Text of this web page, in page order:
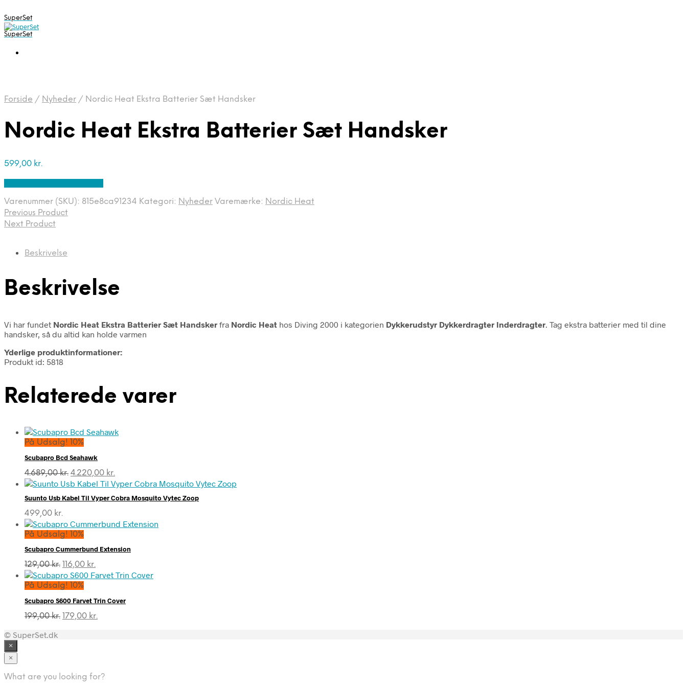
SuperSet
SuperSet
Forside / Nyheder / Nordic Heat Ekstra Batterier Sæt Handsker
Nordic Heat Ekstra Batterier Sæt Handsker
599,00 kr.
Varenummer (SKU): 815e8ca91234 Kategori: Nyheder Varemærke: Nordic Heat
Previous Product
Next Product
Beskrivelse
Beskrivelse
Vi har fundet Nordic Heat Ekstra Batterier Sæt Handsker fra Nordic Heat hos Diving 2000 i kategorien Dykkerudstyr Dykkerdragter Inderdragter . Tag ekstra batterier med til dine
handsker, så du altid kan holde varmen
Yderlige produktinformationer:
Produkt id: 5818
Relaterede varer
På Udsalg! 10%
Scubapro Bcd Seahawk
4.689,00kr. Den
oprindelige
var:
4.220,00 kr.
aktuelle
er:
Suunto Usb Kabel Til Vyper Cobra Mosquito Vytec Zoop
499,00 kr.
På Udsalg! 10%
Scubapro Cummerbund Extension
129,00kr. Den
oprindelige
pris
129,00 kr..
116,00 kr.
aktuelle
116,00 kr..
På Udsalg! 10%
Scubapro S600 Farvet Trin Cover
199,00kr. Den
179,00 kr.
© SuperSet.dk
×
×
What are you looking for?